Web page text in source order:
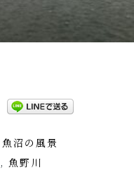
魚沼の風景
, 魚野川